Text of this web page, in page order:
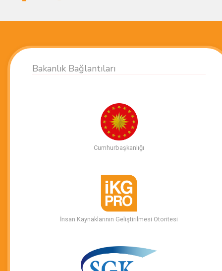
Bakanlık Bağlantıları
Cumhurbaşkanlığı
İnsan Kaynaklarının Geliştirilmesi Otoritesi